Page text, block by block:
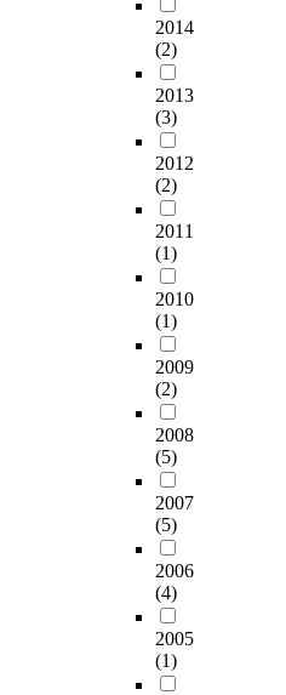
2014
(2)
2013
(3)
2012
(2)
2011
(1)
2010
(1)
2009
(2)
2008
(5)
2007
(5)
2006
(4)
2005
(1)